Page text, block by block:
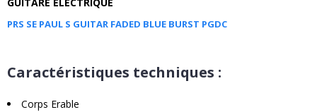
PRS SE PAUL S GUITAR FADED BLUE BURST PGDC
Caractéristiques techniques :
Corps Erable